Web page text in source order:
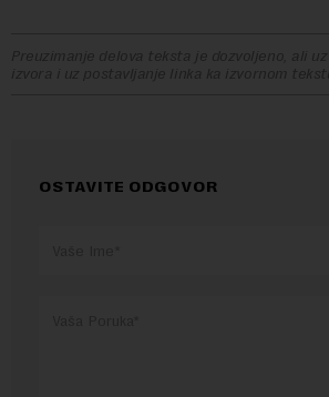
Preuzimanje delova teksta je dozvoljeno, ali
izvora i uz postavljanje linka ka izvornom
OSTAVITE ODGOVOR